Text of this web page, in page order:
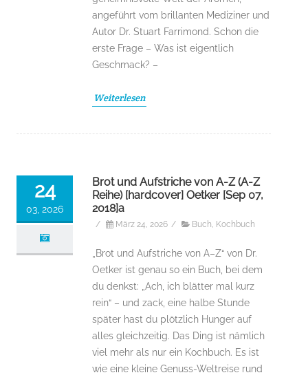
angeführt vom brillanten Mediziner und
Autor Dr. Stuart Farrimond. Schon die
erste Frage – Was ist eigentlich
Geschmack? –
Weiterlesen
24
03, 2026
Brot und Aufstriche von A-Z (A-Z
Reihe) [hardcover] Oetker [Sep 07,
2018]a
/ März 24, 2026 / Buch, Kochbuch
„Brot und Aufstriche von A–Z“ von Dr.
Oetker ist genau so ein Buch, bei dem
du denkst: „Ach, ich blätter mal kurz
rein“ – und zack, eine halbe Stunde
später hast du plötzlich Hunger auf
alles gleichzeitig. Das Ding ist nämlich
viel mehr als nur ein Kochbuch. Es ist
wie eine kleine Genuss-Weltreise rund